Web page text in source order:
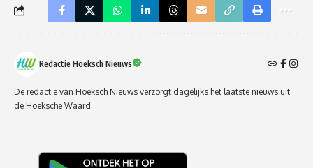
Redactie Hoeksch Nieuws
De redactie van Hoeksch Nieuws verzorgt dagelijks het laatste nieuws uit
de Hoeksche Waard.